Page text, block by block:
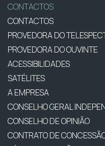
CONTACTOS
CONTACTOS
PROVEDORA DO
PROVEDORA DO OUVINTE
ACESSIBILIDADES
SATÉLITES
A EMPRESA
CONSELHO GERAL
CONSELHO DE OPINIÃO
CONTRATO DE